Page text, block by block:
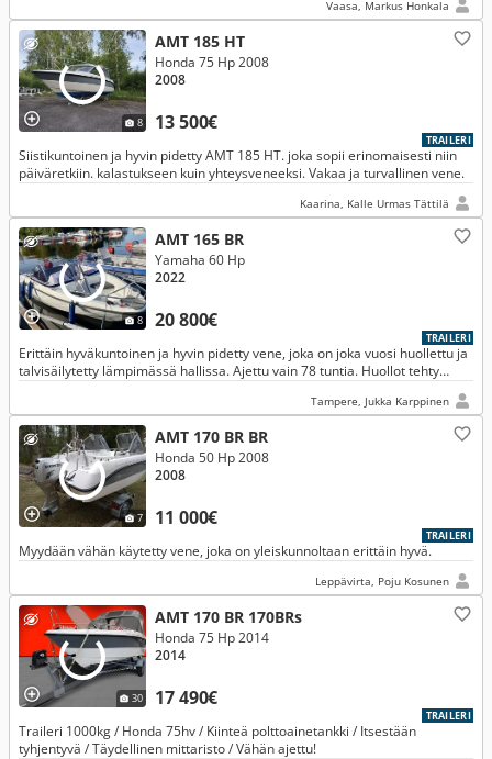
Vaasa, Markus Honkala
8
AMT 185 HT
13 500€
Honda 75 Hp 2008
2008
TRAILERI
Siistikuntoinen ja hyvin pidetty AMT 185 HT. joka sopii erinomaisesti niin
päiväretkiin. kalastukseen kuin yhteysveneeksi. Vakaa ja turvallinen vene.
Kaarina, Kalle Urmas Tättilä
8
AMT 165 BR
20 800€
Yamaha 60 Hp
2022
TRAILERI
Erittäin hyväkuntoinen ja hyvin pidetty vene, joka on joka vuosi huollettu ja
talvisäilytetty lämpimässä hallissa. Ajettu vain 78 tuntia. Huollot tehty
Tampere, Jukka Karppinen
7
AMT 170 BR BR
11 000€
Honda 50 Hp 2008
2008
TRAILERI
Myydään vähän käytetty vene, joka on yleiskunnoltaan erittäin hyvä.
Leppävirta, Poju Kosunen
30
AMT 170 BR 170BRs
17 490€
Honda 75 Hp 2014
2014
TRAILERI
Traileri 1000kg / Honda 75hv / Kiinteä polttoainetankki / Itsestään
tyhjentyvä / Täydellinen mittaristo / Vähän ajettu!